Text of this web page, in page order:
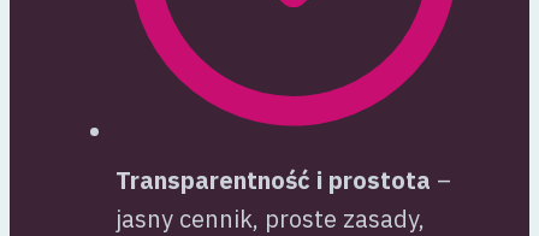
Transparentność i prostota –
jasny cennik, proste zasady,